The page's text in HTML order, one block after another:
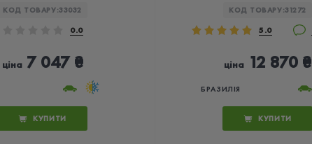
КОД ТОВАРУ:33032
0.0
ціна7 047 ₴
КУПИТИ
КОД ТОВАРУ:31272
5.0
ціна 12 870 ₴
БРАЗИЛІЯ
КУПИТИ